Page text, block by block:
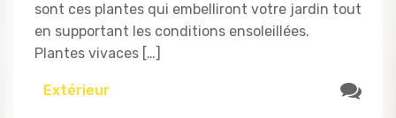
sont ces plantes qui embelliront votre jardin tout
en supportant les conditions ensoleillées.
Plantes vivaces […]
Extérieur